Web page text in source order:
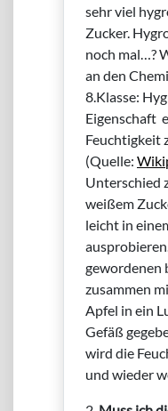
sehr viel
Zucker.
noch mal…?
an den
8.Klasse:
Eigenschaft
Feuchtigkeit
(Quelle:
Unterschied
weißem
leicht in
gewordenen
zusammen
Apfel in ein
Gefäß
wird die
und wieder